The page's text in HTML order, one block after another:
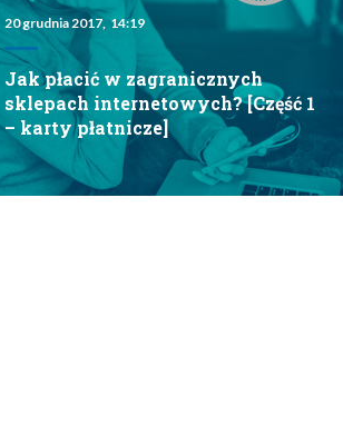
20 grudnia 2017, 14:19
Jak płacić w zagranicznych
sklepach internetowych? [Część 1
– karty płatnicze]